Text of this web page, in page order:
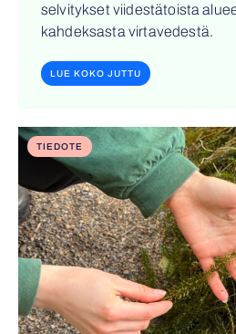
selvitykset viidestätoista
kahdeksasta virtavedestä.
LUE KOKO JUTTU
TIEDOTE